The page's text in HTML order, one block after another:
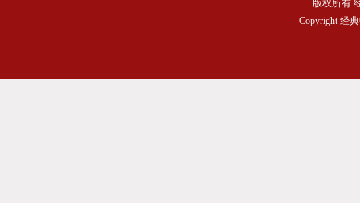
版权所有:
Copyright 经